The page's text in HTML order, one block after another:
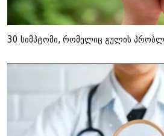
30 სიმპტომი, რომელიც გულის